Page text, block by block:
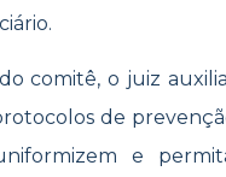
comitê, o juiz
de
e